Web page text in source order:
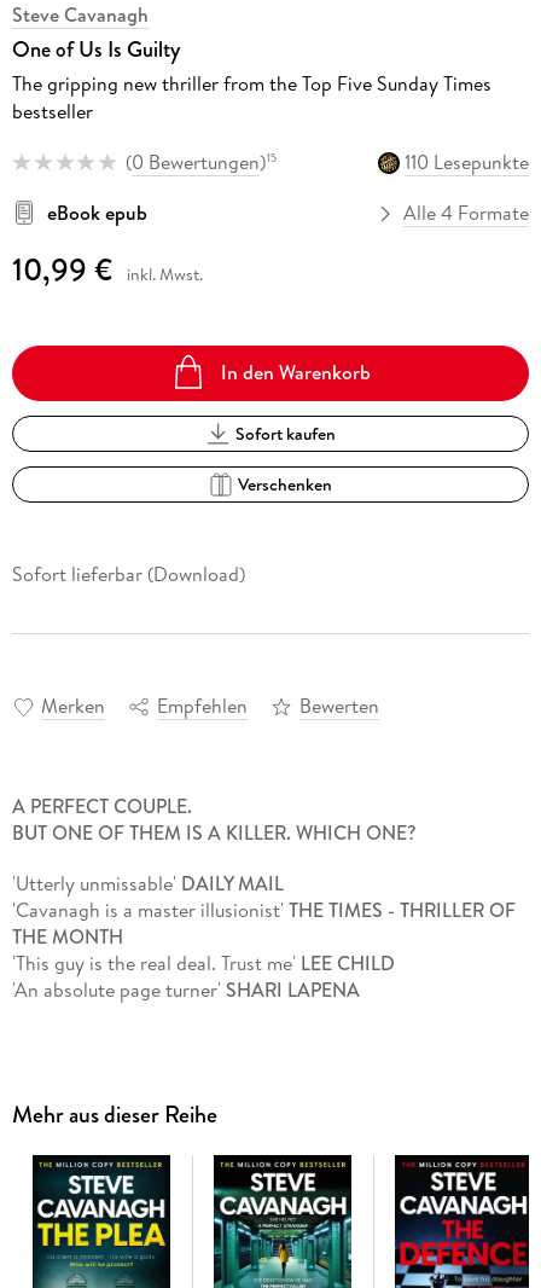
Steve Cavanagh
One of Us Is Guilty
The gripping new thriller from the Top Five Sunday Times
bestseller
(0 Bewertungen)15
110 Lesepunkte
eBook epub
Alle 4 Formate
10,99 € inkl. Mwst.
In den Warenkorb
Sofort kaufen
Verschenken
Sofort lieferbar (Download)
Merken Empfehlen Bewerten
A PERFECT COUPLE.
BUT ONE OF THEM IS A KILLER. WHICH ONE?
'Utterly unmissable' DAILY MAIL
'Cavanagh is a master illusionist' THE TIMES - THRILLER OF
THE MONTH
'This guy is the real deal. Trust me' LEE CHILD
'An absolute page turner' SHARI LAPENA
influential men, has her own ambitions. But the affair he's
having could ruin everything.
When the other woman is found brutally murdered, there are
only two suspects. . .
Mehr aus dieser Reihe